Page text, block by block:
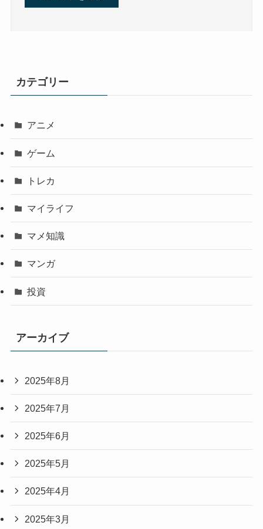
カテゴリー
アニメ
ゲーム
トレカ
マイライフ
マメ知識
マンガ
投資
アーカイブ
2025年8月
2025年7月
2025年6月
2025年5月
2025年4月
2025年3月